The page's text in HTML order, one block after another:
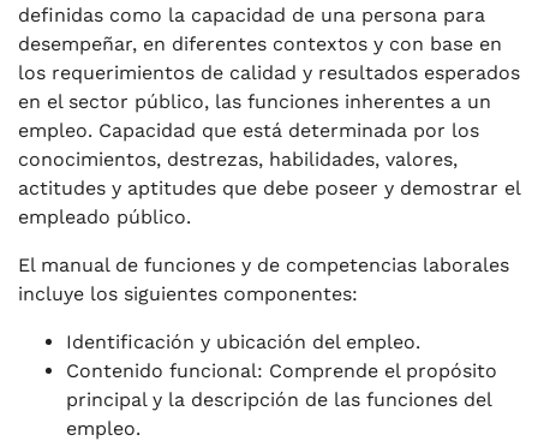
definidas como la capacidad de una persona para
desempeñar, en diferentes contextos y con base en
los requerimientos de calidad y resultados esperados
en el sector público, las funciones inherentes a un
empleo. Capacidad que está determinada por los
conocimientos, destrezas, habilidades, valores,
actitudes y aptitudes que debe poseer y demostrar el
empleado público.
El manual de funciones y de competencias laborales
incluye los siguientes componentes:
Identificación y ubicación del empleo.
Contenido funcional: Comprende el propósito
principal y la descripción de las funciones del
empleo.